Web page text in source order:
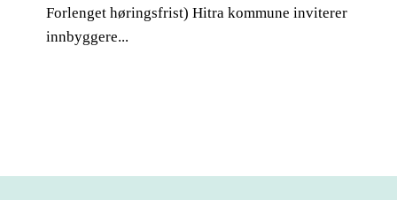
Forlenget høringsfrist) Hitra kommune inviterer
innbyggere...